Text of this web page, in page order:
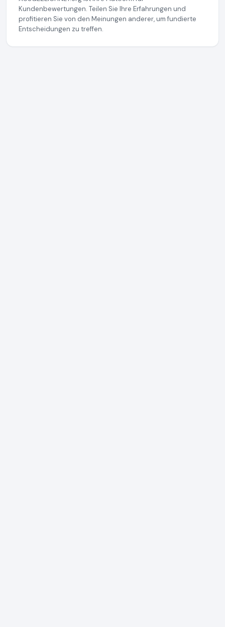
Kundenbewertungen. Teilen Sie Ihre Erfahrungen und
profitieren Sie von den Meinungen anderer, um fundierte
Entscheidungen zu treffen.